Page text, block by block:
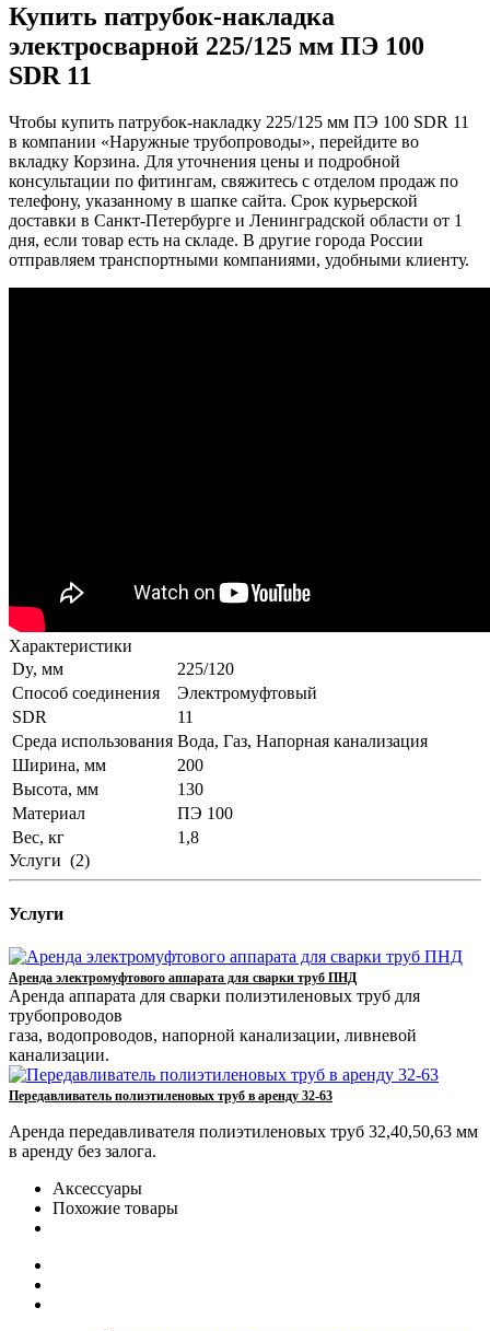
Купить патрубок-накладка
электросварной 225/125 мм ПЭ 100
SDR 11
Чтобы купить патрубок-накладку 225/125 мм ПЭ 100 SDR 11
в компании «Наружные трубопроводы», перейдите во
вкладку Корзина. Для уточнения цены и подробной
консультации по фитингам, свяжитесь с отделом продаж по
телефону, указанному в шапке сайта. Срок курьерской
доставки в Санкт-Петербурге и Ленинградской области от 1
дня, если товар есть на складе. В другие города России
отправляем транспортными компаниями, удобными клиенту.
Характеристики
Dy, мм
225/120
Способ соединения
Электромуфтовый
SDR
11
Среда использования Вода, Газ, Напорная канализация
Ширина, мм
200
Высота, мм
130
Материал
ПЭ 100
Вес, кг
1,8
Услуги (2)
Услуги
Аренда электромуфтового аппарата для сварки труб ПНД
Аренда аппарата для сварки полиэтиленовых труб для
трубопроводов
газа, водопроводов, напорной канализации, ливневой
канализации.
Передавливатель полиэтиленовых труб в аренду 32-63
Аренда передавливателя полиэтиленовых труб 32,40,50,63 мм
в аренду без залога.
Аксессуары
Похожие товары